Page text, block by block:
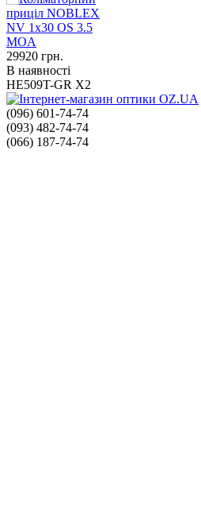
29920 грн.
В наявності
HE509T-GR X2
(096) 601-74-74
(093) 482-74-74
(066) 187-74-74